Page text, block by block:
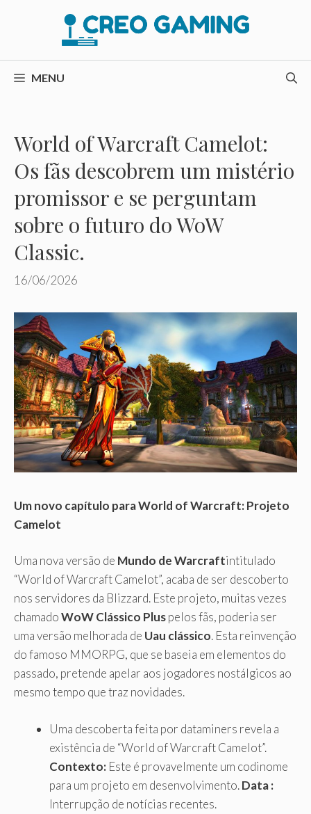
conteúdo
MENU
World of Warcraft Camelot:
Os fãs descobrem um mistério
promissor e se perguntam
sobre o futuro do WoW
Classic.
16/06/2026
Um novo capítulo para World of Warcraft: Projeto
Camelot
Uma nova versão de Mundo de Warcraftintitulado
“World of Warcraft Camelot”, acaba de ser descoberto
nos servidores da Blizzard. Este projeto, muitas vezes
chamadoWoW Clássico Pluspelos fãs, poderia ser
uma versão melhorada de Uau clássico. Esta reinvenção
do famoso MMORPG, que se baseia em elementos do
passado, pretende apelar aos jogadores nostálgicos ao
mesmo tempo que traz novidades.
Uma descoberta feita por dataminers revela a
existência de “World of Warcraft Camelot”.
Contexto: Este é provavelmente um codinome
para um projeto em desenvolvimento.Data :
Interrupção de notícias recentes.